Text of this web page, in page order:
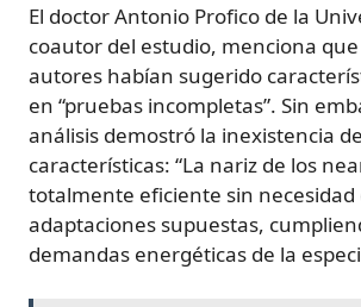
El doctor Antonio Profico de la
coautor del estudio, menciona
autores habían sugerido
en “pruebas incompletas”. Sin
análisis demostró la inexistencia
características: “La nariz de los
totalmente eficiente sin necesidad
adaptaciones supuestas,
demandas energéticas de la